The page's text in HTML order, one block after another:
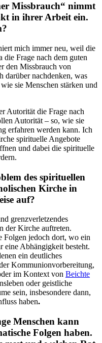
Missbrauch“ nimmt
in ihrer Arbeit ein.
mich immer neu, weil die
die Frage nach dem guten
den Missbrauch von
darüber nachdenken, was
sie Menschen stärken und
Autorität die Frage nach
Autorität – so, wie sie
erfahren werden kann. Ich
spirituelle Angebote
und dabei die spirituelle
des spirituellen
Kirche in
auf?
grenzverletzendes
der Kirche auftreten.
Folgen jedoch dort, wo ein
eine Abhängigkeit besteht.
ein deutliches
Kommunionvorbereitung,
im Kontext von Beichte
oder geistliche
sein, insbesondere dann,
haben.
Menschen kann
Folgen haben.